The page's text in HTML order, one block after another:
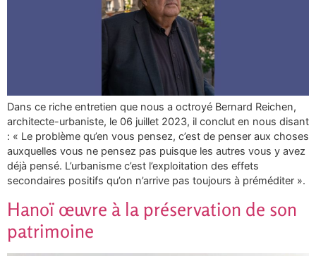
Dans ce riche entretien que nous a octroyé Bernard Reichen,
architecte-urbaniste, le 06 juillet 2023, il conclut en nous disant
: « Le problème qu’en vous pensez, c’est de penser aux choses
auxquelles vous ne pensez pas puisque les autres vous y avez
déjà pensé. L’urbanisme c’est l’exploitation des effets
secondaires positifs qu’on n’arrive pas toujours à préméditer ».
Hanoï œuvre à la préservation de son
patrimoine